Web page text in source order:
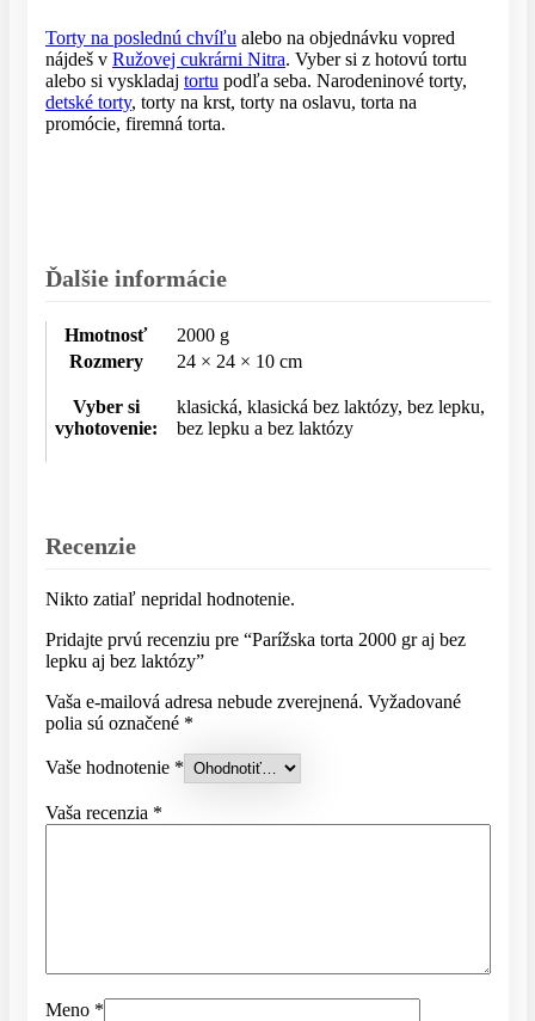
Torty na poslednú chvíľu alebo na objednávku vopred
nájdeš v Ružovej cukrárni Nitra. Vyber si z hotovú tortu
alebo si vyskladaj tortu podľa seba. Narodeninové torty,
detské torty, torty na krst, torty na oslavu, torta na
promócie, firemná torta.
Ďalšie informácie
Hmotnosť
2000 g
Rozmery
24 × 24 × 10 cm
Vyber si
vyhotovenie:
klasická, klasická bez laktózy, bez lepku,
bez lepku a bez laktózy
Recenzie
Nikto zatiaľ nepridal hodnotenie.
Pridajte prvú recenziu pre “Parížska torta 2000 gr aj bez
lepku aj bez laktózy”
Vaša e-mailová adresa nebude zverejnená. Vyžadované
polia sú označené *
Vaše hodnotenie *
Vaša recenzia *
Meno *